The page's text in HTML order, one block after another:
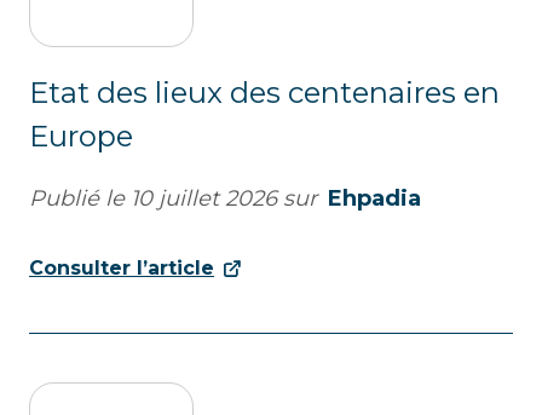
Etat des lieux des centenaires en
Europe
Publié le 10 juillet 2026sur Ehpadia
Consulter l’article